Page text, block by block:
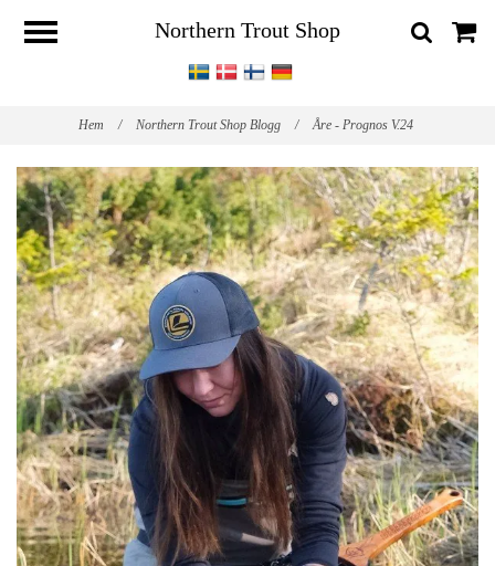
Northern Trout Shop
Hem / Northern Trout Shop Blogg / Åre - Prognos V.24